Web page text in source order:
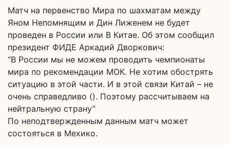
Матч на первенство Мира по шахматам между
Яном Непомнящим и Дин Лиженем не будет
проведен в России или В Китае. Об этом сообщил
президент ФИДЕ Аркадий Дворкович:
“В России мы не можем проводить чемпионаты
мира по рекомендации МОК. Не хотим обострять
ситуацию в этой части. И в этой связи Китай – не
очень справедливо (). Поэтому рассчитываем на
нейтральную страну”
По неподтвержденным данным матч может
состояться в Мехико.